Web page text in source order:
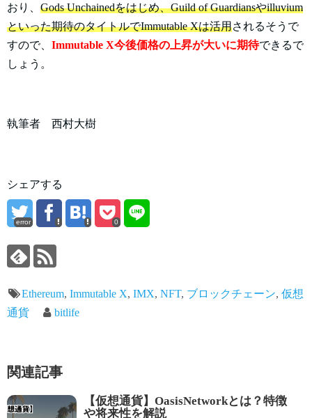
おり、 Gods Unchainedをはじめ、Guild of Guardiansやilluvium
といった期待のタイトルでImmutable Xは活用されるそうで
すので、 Immutable X今後価格の上昇が大いに期待できるで
しょう。
執筆者 西村大樹
シェアする
error 0
Ethereum, Immutable X, IMX, NFT, ブロックチェーン, 仮想
通貨
bitlife
関連記事
【仮想通貨】OasisNetworkとは？特徴
や将来性を解説